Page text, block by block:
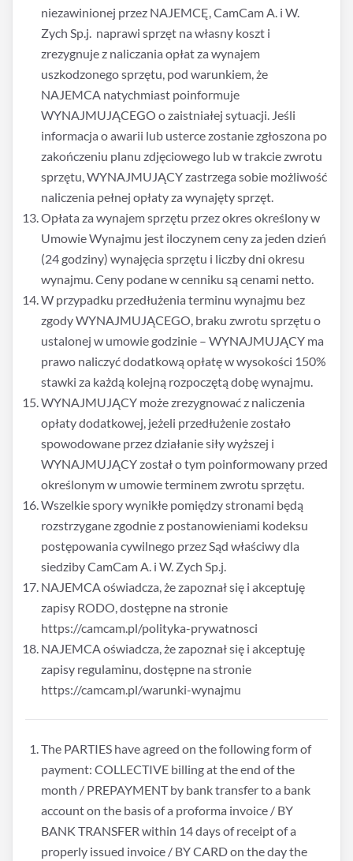
niezawinionej przez NAJEMCĘ, CamCam A. i W.
Zych Sp.j. naprawi sprzęt na własny koszt i
zrezygnuje z naliczania opłat za wynajem
uszkodzonego sprzętu, pod warunkiem, że
NAJEMCA natychmiast poinformuje
WYNAJMUJĄCEGO o zaistniałej sytuacji. Jeśli
informacja o awarii lub usterce zostanie zgłoszona po
zakończeniu planu zdjęciowego lub w trakcie zwrotu
sprzętu, WYNAJMUJĄCY zastrzega sobie możliwość
naliczenia pełnej opłaty za wynajęty sprzęt.
Opłata za wynajem sprzętu przez okres określony w
Umowie Wynajmu jest iloczynem ceny za jeden dzień
(24 godziny) wynajęcia sprzętu i liczby dni okresu
wynajmu. Ceny podane w cenniku są cenami netto.
W przypadku przedłużenia terminu wynajmu bez
zgody WYNAJMUJĄCEGO, braku zwrotu sprzętu o
ustalonej w umowie godzinie – WYNAJMUJĄCY ma
prawo naliczyć dodatkową opłatę w wysokości 150%
stawki za każdą kolejną rozpoczętą dobę wynajmu.
WYNAJMUJĄCY może zrezygnować z naliczenia
opłaty dodatkowej, jeżeli przedłużenie zostało
spowodowane przez działanie siły wyższej i
WYNAJMUJĄCY został o tym poinformowany przed
określonym w umowie terminem zwrotu sprzętu.
Wszelkie spory wynikłe pomiędzy stronami będą
rozstrzygane zgodnie z postanowieniami kodeksu
postępowania cywilnego przez Sąd właściwy dla
siedziby CamCam A. i W. Zych Sp.j.
NAJEMCA oświadcza, że zapoznał się i akceptuję
zapisy RODO, dostępne na stronie
https://camcam.pl/polityka-prywatnosci
NAJEMCA oświadcza, że zapoznał się i akceptuję
zapisy regulaminu, dostępne na stronie
https://camcam.pl/warunki-wynajmu
The PARTIES have agreed on the following form of
payment: COLLECTIVE billing at the end of the
month / PREPAYMENT by bank transfer to a bank
account on the basis of a proforma invoice / BY
BANK TRANSFER within 14 days of receipt of a
properly issued invoice / BY CARD on the day the